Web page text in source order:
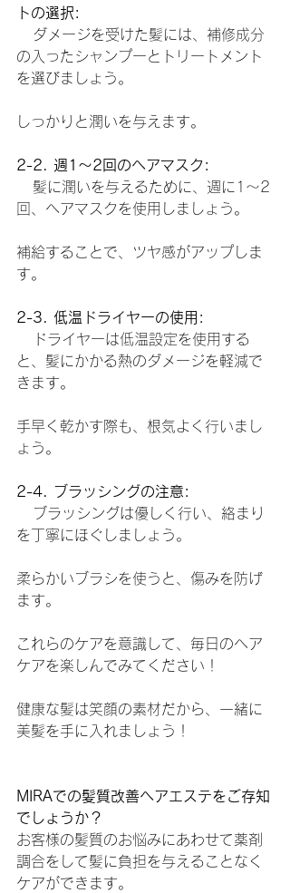
トの選択:
ダメージを受けた髪には、補修成分
の入ったシャンプーとトリートメント
を選びましょう。
しっかりと潤いを与えます。
2-2. 週1〜2回のヘアマスク:
髪に潤いを与えるために、週に1〜2
回、ヘアマスクを使用しましょう。
補給することで、ツヤ感がアップしま
す。
2-3. 低温ドライヤーの使用:
ドライヤーは低温設定を使用する
と、髪にかかる熱のダメージを軽減で
きます。
手早く乾かす際も、根気よく行いまし
ょう。
2-4. ブラッシングの注意:
ブラッシングは優しく行い、絡まり
を丁寧にほぐしましょう。
柔らかいブラシを使うと、傷みを防げ
ます。
これらのケアを意識して、毎日のヘア
ケアを楽しんでみてください！
健康な髪は笑顔の素材だから、一緒に
美髪を手に入れましょう！
MIRAでの髪質改善ヘアエステをご存知
でしょうか？
お客様の髪質のお悩みにあわせて薬剤
調合をして髪に負担を与えることなく
ケアができます。